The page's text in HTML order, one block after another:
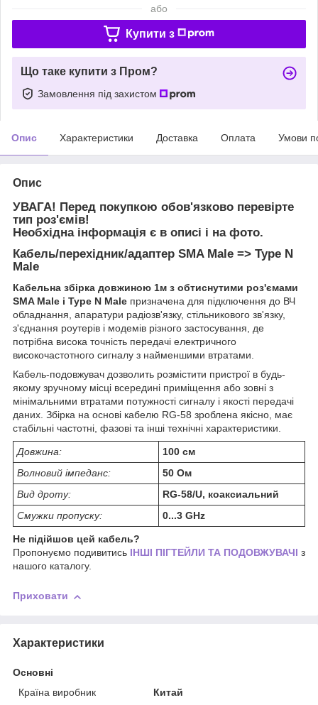
або
Купити з
Що таке купити з Пром?
Замовлення під захистом
Опис Характеристики Доставка Оплата Умови
Опис
УВАГА! Перед покупкою обов'язково перевірте
тип роз'ємів!
Необхідна інформація є в описі і на фото.
Кабель/перехідник/адаптер SMA Male => Type N
Male
Кабельна збірка довжиною 1м з обтиснутими роз'ємами
SMA Male і Type N Male призначена для підключення до ВЧ
обладнання, апаратури радіозв'язку, стільникового зв'язку,
з'єднання роутерів і модемів різного застосування, де
потрібна висока точність передачі електричного
високочастотного сигналу з найменшими втратами.
Кабель-подовжувач дозволить розмістити пристрої в будь-
якому зручному місці всередині приміщення або зовні з
мінімальними втратами потужності сигналу і якості передачі
даних. Збірка на основі кабелю RG-58 зроблена якісно, має
стабільні частотні, фазові та інші технічні характеристики.
Довжина:
100 см
Волновий імпеданс:
50 Ом
Вид дроту:
RG-58/U, коаксиальний
Смужки пропуску:
0...3 GHz
Не підійшов цей кабель?
Пропонуємо подивитись ІНШІ ПІГТЕЙЛИ ТА ПОДОВЖУВАЧІ з
нашого каталогу.
Приховати
Характеристики
Основні
Країна виробник
Китай